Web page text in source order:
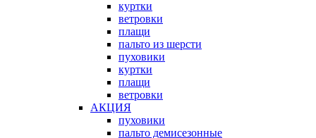
куртки
ветровки
плащи
пальто из шерсти
пуховики
куртки
плащи
ветровки
АКЦИЯ
пуховики
пальто демисезонные